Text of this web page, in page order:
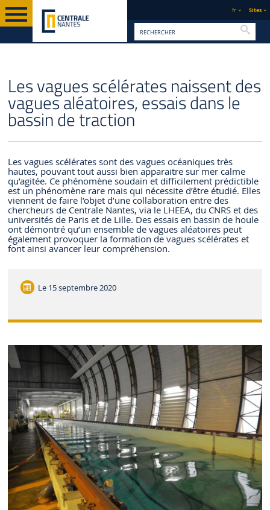
fr Sites
Les vagues scélérates naissent des
vagues aléatoires, essais dans le
bassin de traction
Les vagues scélérates sont des vagues océaniques très
hautes, pouvant tout aussi bien apparaitre sur mer calme
qu’agitée. Ce phénomène soudain et difficilement prédictible
est un phénomène rare mais qui nécessite d’être étudié. Elles
viennent de faire l’objet d’une collaboration entre des
chercheurs de Centrale Nantes, via le LHEEA, du CNRS et des
universités de Paris et de Lille. Des essais en bassin de houle
ont démontré qu’un ensemble de vagues aléatoires peut
également provoquer la formation de vagues scélérates et
font ainsi avancer leur compréhension.
Le 15 septembre 2020